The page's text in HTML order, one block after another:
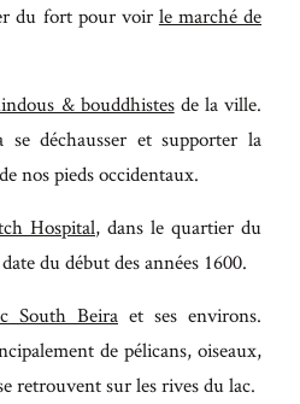
du fort pour voir le marché de
& bouddhistesde la ville.
se déchausser et supporter la
nos pieds occidentaux.
Hospital, dans le quartier du
du début des années 1600.
South Beira et ses environs.
de pélicans, oiseaux,
retrouvent sur les rives du lac.